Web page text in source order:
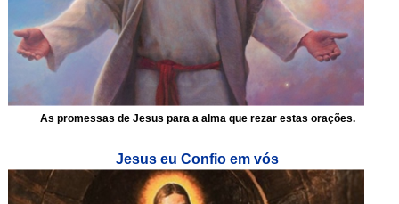
As promessas de Jesus para a alma que rezar estas orações.
Jesus eu Confio em vós